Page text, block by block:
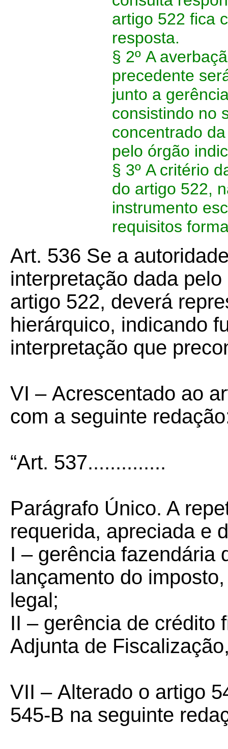
artigo 522 fica
resposta.
§ 2º A
precedente
junto a
consistindo no
concentrado
pelo órgão
§ 3º A critério
do artigo 522,
instrumento
requisitos
Art. 536 Se a
interpretação dada
artigo 522, deverá
hierárquico, indicando
interpretação que
VI – Acrescentado ao
com a seguinte
“Art. 537..............
Parágrafo Único. A
requerida, apreciada e
I – gerência fazendária
lançamento do
legal;
II – gerência de crédito
Adjunta de
VII – Alterado o artigo
545-B na seguinte